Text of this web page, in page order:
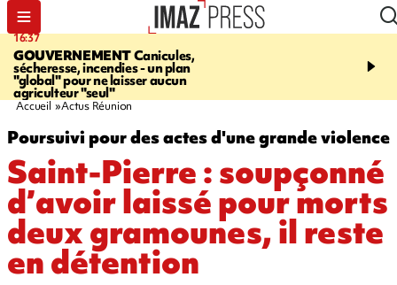
16:37
GOUVERNEMENTCanicules,
sécheresse, incendies - un plan
"global" pour ne laisser aucun
agriculteur "seul"
20:23
interpellé, coprs
Accueil Actus Réunion
Poursuivi pour des actes d'une grande violence
Saint-Pierre : soupçonné
d’avoir laissé pour morts
deux gramounes, il reste
en détention